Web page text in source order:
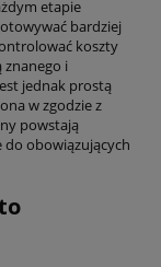
etapie
bardziej
koszty
znanego i
jednak prostą
w zgodzie z
powstają
do obowiązujących